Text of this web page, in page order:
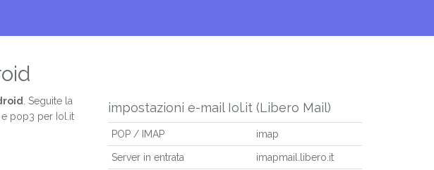
. Seguite la
pop3 per Iol.it
impostazioni e-mail Iol.it (Libero Mail)
POP / IMAP imap
Server in entrata imapmail.libero.it